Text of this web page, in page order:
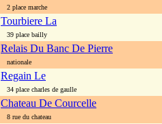
2 place marche
Tourbiere La
39 place bailly
Relais Du Banc De Pierre
nationale
Regain Le
34 place charles de gaulle
Chateau De Courcelle
8 rue du chateau